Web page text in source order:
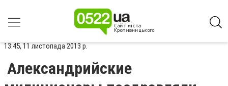
13:45, 11 листопада 2013 р.
Александрийские